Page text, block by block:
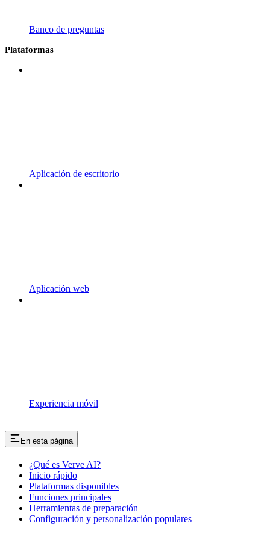
Banco de preguntas
Plataformas
Aplicación de escritorio
Aplicación web
Experiencia móvil
En esta página
¿Qué es Verve AI?
Inicio rápido
Plataformas disponibles
Funciones principales
Herramientas de preparación
Configuración y personalización populares